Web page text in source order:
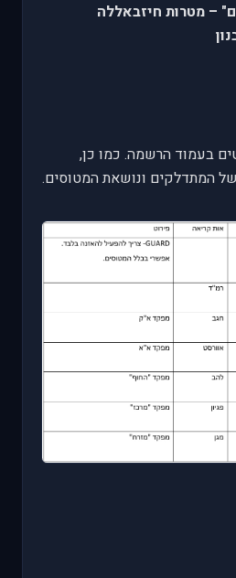
– מטרות חיזבאללה
בעמוד הרשמה. כמו כן,
המתדלקים ונושאת המטוסים.